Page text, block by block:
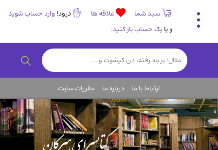
سبد شما علاقه ها درود! وارد حساب شوید
و یایک حساب باز کنید.
تاریخی و فرهنگی
(838)
رمان و داستان ایرانی(307)
روانشناسی(357)
انگلیسی و زبان خارجی(14)
کودکان و نوجوانان(76)
ارتباط با ما درباره ما مقررات سایت